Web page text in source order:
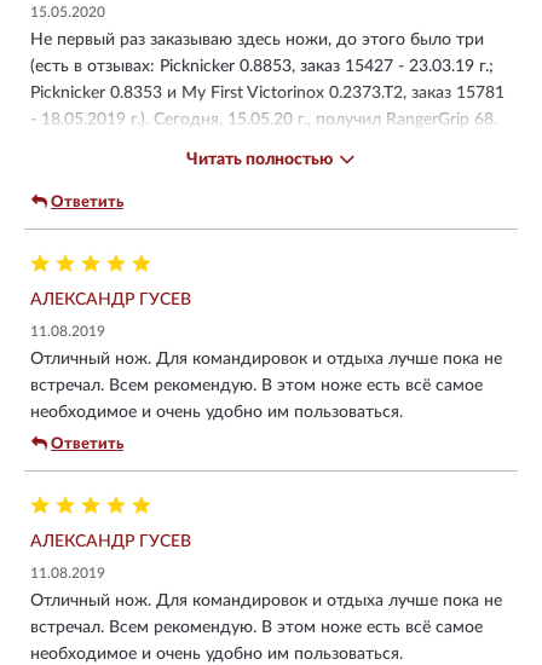
15.05.2020
Не первый раз заказываю здесь ножи, до этого было три
(есть в отзывах: Picknicker 0.8853, заказ 15427 - 23.03.19 г.;
Picknicker 0.8353 и My First Victorinox 0.2373.T2, заказ 15781
- 18.05.2019 г.). Сегодня, 15.05.20 г., получил RangerGrip 68.
консервативна (хотя постоянство это неплохо). Захотелось
сменить форм-фактор (внешний вид самого ножа, другая
форма лезвия, чуть покрупнее размер). В выборе не ошибся
элементов, одним словом - качество. Спасибо магазину за
быструю доставку!
Читать полностью
Ответить
АЛЕКСАНДР ГУСЕВ
11.08.2019
Отличный нож. Для командировок и отдыха лучше пока не
встречал. Всем рекомендую. В этом ноже есть всё самое
необходимое и очень удобно им пользоваться.
Ответить
АЛЕКСАНДР ГУСЕВ
11.08.2019
Отличный нож. Для командировок и отдыха лучше пока не
встречал. Всем рекомендую. В этом ноже есть всё самое
необходимое и очень удобно им пользоваться.